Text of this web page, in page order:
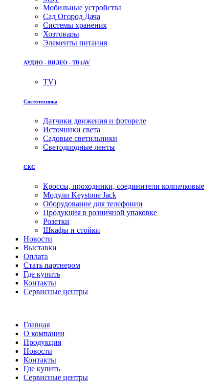
Мобильные устройства
Сад Огород Дача
Системы хранения
Хозтовары
Элементы питания
АУДИО - ВИДЕО - ТВ (AV
TV)
Светотехника
Датчики движения и фотореле
Источники света
Садовые светильники
Светодиодные ленты
СКС
Кроссы, проходники, соединители колпачковые
Модули Keystone Jack
Оборудование для телефонии
Продукция в розничной упаковке
Розетки
Шкафы и стойки
Новости
Выставки
Оплата
Стать партнером
Где купить
Контакты
Сервисные центры
Главная
О компании
Продукция
Новости
Контакты
Где купить
Сервисные центры